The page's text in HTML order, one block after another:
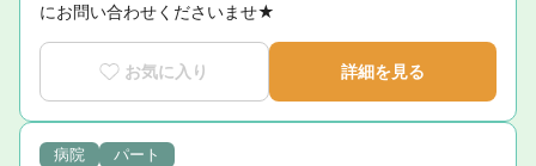
にお問い合わせくださいませ★
お気に入り 詳細を見る
病院 パート